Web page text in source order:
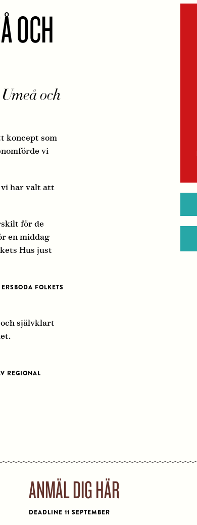
OCH
och
koncept som
vi
har valt att
för de
en middag
Hus just
ERSBODA FOLKETS
självklart
REGIONAL
ANMÄL DIG HÄR
DEADLINE 11 SEPTEMBER